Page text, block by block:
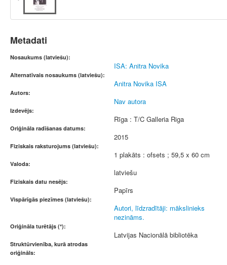
Metadati
Nosaukums (latviešu):
ISA: Anitra Novika
Alternatīvais nosaukums (latviešu):
Anitra Novika ISA
Autors:
Nav autora
Izdevējs:
Rīga : T/C Galleria Riga
Oriģināla radīšanas datums:
2015
Fiziskais raksturojums (latviešu):
1 plakāts : ofsets ; 59,5 x 60 cm
Valoda:
latviešu
Fiziskais datu nesējs:
Papīrs
Vispārīgās piezīmes (latviešu):
Autori, līdzradītāji: mākslinieks
nezināms.
Oriģināla turētājs (*):
Latvijas Nacionālā bibliotēka
Struktūrvienība, kurā atrodas
oriģināls: